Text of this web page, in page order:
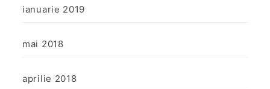
ianuarie 2019
mai 2018
aprilie 2018